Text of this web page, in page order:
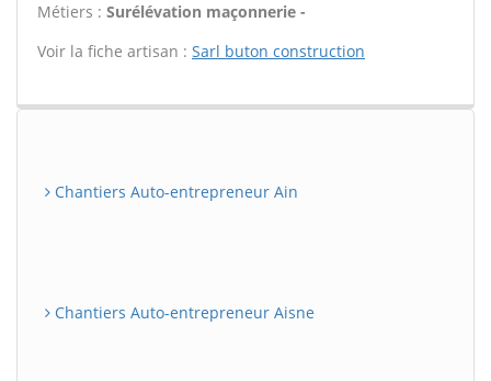
Métiers : Surélévation maçonnerie -
Voir la fiche artisan : Sarl buton construction
Chantiers Auto-entrepreneur Ain
Chantiers Auto-entrepreneur Aisne